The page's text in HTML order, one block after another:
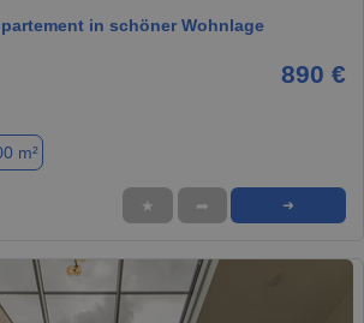
in schöner Wohnlage
890 €
m²
★ ➦ ➜